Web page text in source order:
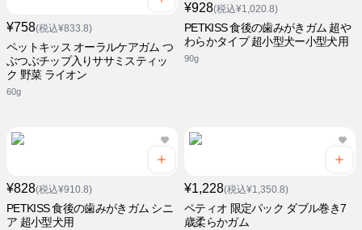
¥758(税込¥833.8)
ペットキッス オーラルケアガム つ
ぶつぶチップ入りササミスティッ
ク 野菜 ライオン
60g
¥928(税込¥1,020.8)
PETKISS 食後の歯みがきガム 超や
わらかタイプ 超小型犬ー小型犬用
90g
¥828(税込¥910.8)
PETKISS 食後の歯みがきガム シニ
ア 超小型犬用
¥1,228(税込¥1,350.8)
ペティオ 限定パック ダブル巻き7
歳柔らかガム